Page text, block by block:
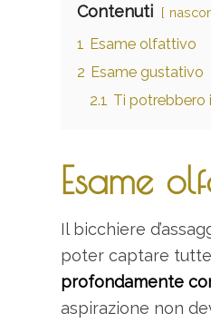
Contenuti
1 Esame olfattivo
2 Esame gustativo
2.1 Ti potrebbero
Esame
Il bicchiere
poter captare tutte
profondamente
aspirazione non